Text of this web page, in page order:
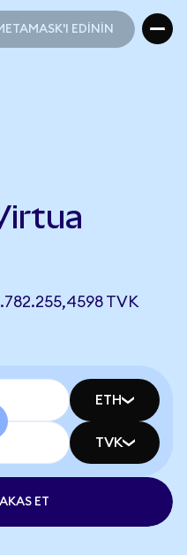
EDİNİN
TVK
ETH
TVK
ET